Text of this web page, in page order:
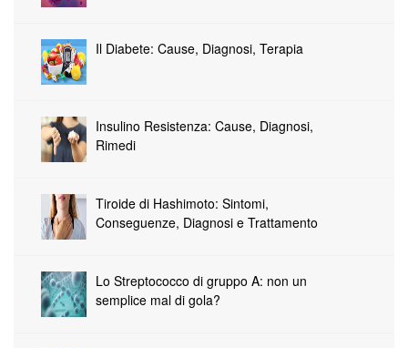
Il Diabete: Cause, Diagnosi, Terapia
Insulino Resistenza: Cause, Diagnosi,
Rimedi
Tiroide di Hashimoto: Sintomi,
Conseguenze, Diagnosi e Trattamento
Lo Streptococco di gruppo A: non un
semplice mal di gola?